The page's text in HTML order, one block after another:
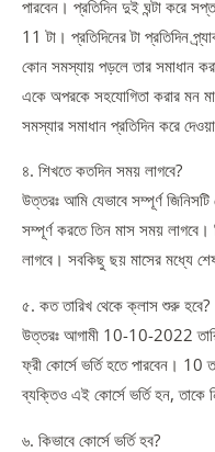
পারবেন। প্রতিদিন দুই ঘন্টা করে
11 টা। প্রতিদিনের টা প্রতিদিন
কোন সমস্যায় পড়লে তার সমাধান
একে অপরকে সহযোগিতা করার মন
সমস্যার সমাধান প্রতিদিন করে
৪. শিখতে কতদিন সময় লাগবে?
উত্তরঃ আমি যেভাবে সম্পূর্ণ
সম্পূর্ণ করতে তিন মাস সময়
লাগবে। সবকিছু ছয় মাসের মধ্যে
৫. কত তারিখ থেকে ক্লাস শুরু হবে?
উত্তরঃ আগামী 10-10-2022
ফ্রী কোর্সে ভর্তি হতে পারবেন। 10
ব্যক্তিও এই কোর্সে ভর্তি হন, তাকে
৬. কিভাবে কোর্সে ভর্তি হব?